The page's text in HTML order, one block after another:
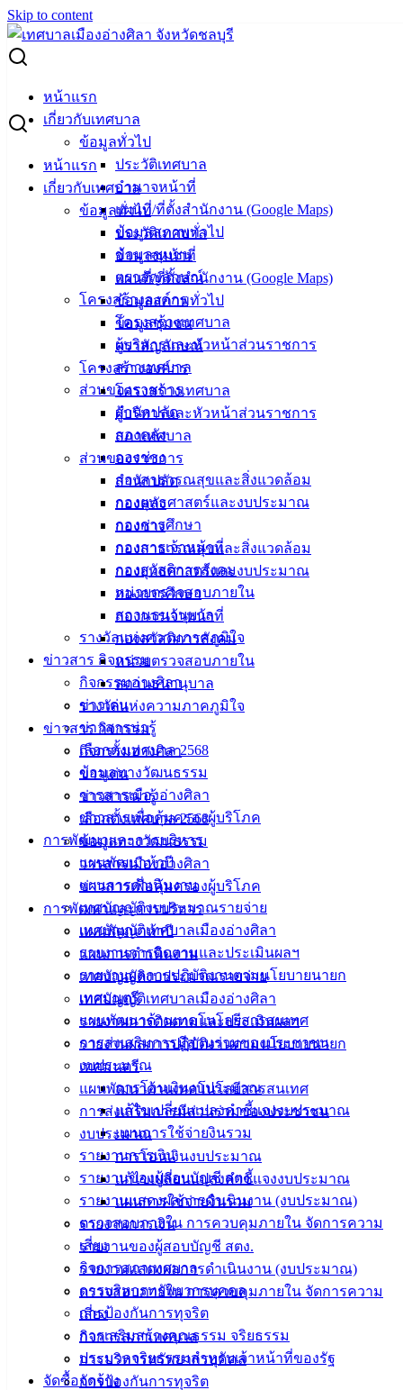
Skip to content
หน้าแรก
เกี่ยวกับเทศบาล
ข้อมูลทั่วไป
ประวัติเทศบาล
อำนาจหน้าที่
แผนที่/ที่ตั้งสำนักงาน (Google Maps)
ข้อมูลสภาพทั่วไป
ข้อมูลชุมชน
ตราสัญลักษณ์
โครงสร้างองค์กร
โครงสร้างเทศบาล
ผู้บริหารและหัวหน้าส่วนราชการ
สภาเทศบาล
ส่วนของราชการ
สำนักปลัด
กองคลัง
กองช่าง
กองสาธารณสุขและสิ่งแวดล้อม
กองยุทธศาสตร์และงบประมาณ
กองการศึกษา
กองการเจ้าหน้าที่
กองสวัสดิการสังคม
หน่วยตรวจสอบภายใน
สถานธนานุบาล
รางวัลแห่งความภาคภูมิใจ
ข่าวสาร กิจกรรม
กิจกรรมอ่างศิลา
ข่าวเด่น
ข่าวสารน่ารู้
เลือกตั้งเทศบาล 2568
ข้อมูลทางวัฒนธรรม
วารสารเมืองอ่างศิลา
ข่าวสารเพื่อคุ้มครองผู้บริโภค
การพัฒนาและการบริหาร
แผนพัฒนาห้าปี
แผนการดำเนินงาน
เทศบัญญัติงบประมาณรายจ่าย
เทศบัญญัติเทศบาลเมืองอ่างศิลา
รายงานการติดตามและประเมินผลฯ
รายงานผลการปฏิบัติงานตามนโยบายนายก
เทศมนตรี
แผนพัฒนาด้านเทคโนโลยีสารสนเทศ
การส่งเสริมการมีส่วนร่วมของประชาชน
งบประมาณ
การโอนเงินงบประมาณ
แก้ไขเปลี่ยนแปลงคำชี้แจงงบประมาณ
แผนการใช้จ่ายงินรวม
รายงานการเงิน
รายงานของผู้สอบบัญชี สตง.
รายงานแสดงผลการดำเนินงาน (งบประมาณ)
ตรวจสอบภายใน การควบคุมภายใน จัดการความ
เสี่ยง
กิจการสภาเทศบาล
การบริหารทรัพยากรบุคคล
การป้องกันการทุจริต
การเสริมสร้างคุณธรรม จริยธรรม
ประมวลจริยธรรมสำหรับเจ้าหน้าที่ของรัฐ
จัดซื้อจัดจ้าง
หน้าแรก
เกี่ยวกับเทศบาล
ข้อมูลทั่วไป
ประวัติเทศบาล
อำนาจหน้าที่
แผนที่/ที่ตั้งสำนักงาน (Google Maps)
ข้อมูลสภาพทั่วไป
ข้อมูลชุมชน
ตราสัญลักษณ์
โครงสร้างองค์กร
โครงสร้างเทศบาล
ผู้บริหารและหัวหน้าส่วนราชการ
สภาเทศบาล
ส่วนของราชการ
สำนักปลัด
กองคลัง
กองช่าง
กองสาธารณสุขและสิ่งแวดล้อม
กองยุทธศาสตร์และงบประมาณ
กองการศึกษา
กองการเจ้าหน้าที่
กองสวัสดิการสังคม
หน่วยตรวจสอบภายใน
สถานธนานุบาล
รางวัลแห่งความภาคภูมิใจ
ข่าวสาร กิจกรรม
กิจกรรมอ่างศิลา
ข่าวเด่น
ข่าวสารน่ารู้
เลือกตั้งเทศบาล 2568
ข้อมูลทางวัฒนธรรม
วารสารเมืองอ่างศิลา
ข่าวสารเพื่อคุ้มครองผู้บริโภค
การพัฒนาและการบริหาร
แผนพัฒนาห้าปี
แผนการดำเนินงาน
เทศบัญญัติงบประมาณรายจ่าย
เทศบัญญัติเทศบาลเมืองอ่างศิลา
รายงานการติดตามและประเมินผลฯ
รายงานผลการปฏิบัติงานตามนโยบายนายก
เทศมนตรี
แผนพัฒนาด้านเทคโนโลยีสารสนเทศ
การส่งเสริมการมีส่วนร่วมของประชาชน
งบประมาณ
การโอนเงินงบประมาณ
แก้ไขเปลี่ยนแปลงคำชี้แจงงบประมาณ
แผนการใช้จ่ายงินรวม
รายงานการเงิน
รายงานของผู้สอบบัญชี สตง.
รายงานแสดงผลการดำเนินงาน (งบประมาณ)
ตรวจสอบภายใน การควบคุมภายใน จัดการความ
เสี่ยง
กิจการสภาเทศบาล
การบริหารทรัพยากรบุคคล
การป้องกันการทุจริต
Search for:
ผู้ชนะการเสนอราคา ซื้อฟิล์มกรองแสงรถยนต์ ทะเบียน งจ 2696
ชลบุรี
ผู้ชนะการเสนอราคา ซื้อฟิล์มกรองแสง
รถยนต์ ทะเบียน งจ 2696 ชลบุรี
พฤษภาคม 17, 2024 พฤษภาคม 17, 2024
ประกาศผู้ชนะ
ซื้อฟิล์มกรองแสงรถยนต์ดาวน์โหลด
เทศบาล
เมืองอ่าง
สำนักงาน
เทศบาลเมือง
อ่างศิลา 90/338
ม.3 ต.เสม็ด
อ.เมือง จ.ชลบุรี
038-
142-100-104
บริการ
ประชาชน
ดาวน์โหลด
แบบ
ฟอร์ม,
เอกสาร